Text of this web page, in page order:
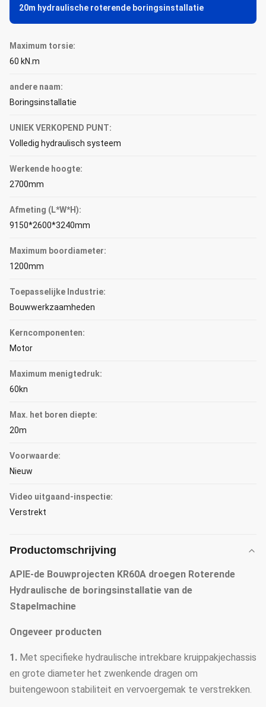
20m hydraulische roterende boringsinstallatie
Maximum torsie:
60 kN.m
andere naam:
Boringsinstallatie
UNIEK VERKOPEND PUNT:
Volledig hydraulisch systeem
Werkende hoogte:
2700mm
Afmeting (L*W*H):
9150*2600*3240mm
Maximum boordiameter:
1200mm
Toepasselijke Industrie:
Bouwwerkzaamheden
Kerncomponenten:
Motor
Maximum menigtedruk:
60kn
Max. het boren diepte:
20m
Voorwaarde:
Nieuw
Video uitgaand-inspectie:
Verstrekt
Productomschrijving
APIE-de Bouwprojecten KR60A droegen Roterende
Hydraulische de boringsinstallatie van de
Stapelmachine
Ongeveer producten
1. Met specifieke hydraulische intrekbare kruippakjechassis
en grote diameter het zwenkende dragen om
buitengewoon stabiliteit en vervoergemak te verstrekken.